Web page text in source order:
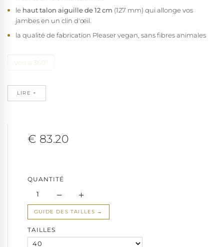
le haut talon aiguille de 12 cm (127 mm) qui allonge vos
jambes en un clin d'œil.
la qualité de fabrication Pleaser vegan, sans fibres animales
Voir à 360°
Escarpins en velours noirs
LIRE +
€ 83.20
QUANTITÉ
GUIDE DES TAILLES
TAILLES